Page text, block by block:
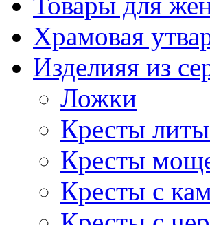
Храмовая
Изделияя из
Ложки
Кресты
Кресты
Кресты с